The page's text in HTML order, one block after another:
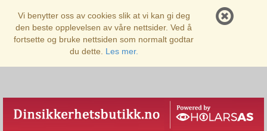
Vi benytter oss av cookies slik at vi kan gi deg
den beste opplevelsen av våre nettsider. Ved å
fortsette og bruke nettsiden som normalt godtar
du dette. Les mer.